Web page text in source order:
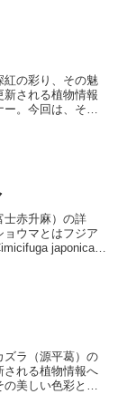
紅の彩り、その魅
新される植物情報
ー。今回は、その
士赤升麻）の詳
ウマとはフジア
japonica*
ズラ（源平葛）の
される植物情報へ
の美しい色彩とユ